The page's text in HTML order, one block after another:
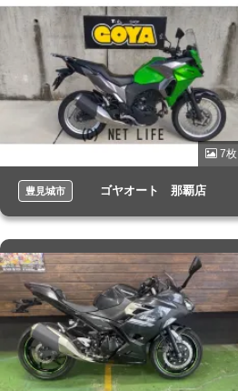
7枚
豊見城市 ゴヤオート 那覇店